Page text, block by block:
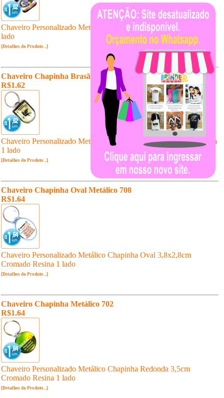
Chaveiro Personalizado Metálico Chapinha Gás Cromado Resina 1
lado
[Detalhes do Produto...]
Chaveiro Chapinha Brasão Metálico 716
R$1.62
Chaveiro Personalizado Metálico Chapinha Brasão Cromado Resina
1 lado
[Detalhes do Produto...]
Chaveiro Chapinha Oval Metálico 708
R$1.64
Chaveiro Personalizado Metálico Chapinha Oval 3,8x2,8cm
Cromado Resina 1 lado
[Detalhes do Produto...]
Chaveiro Chapinha Metálico 702
R$1.64
Chaveiro Personalizado Metálico Chapinha Redonda 3,5cm
Cromado Resina 1 lado
[Detalhes do Produto...]